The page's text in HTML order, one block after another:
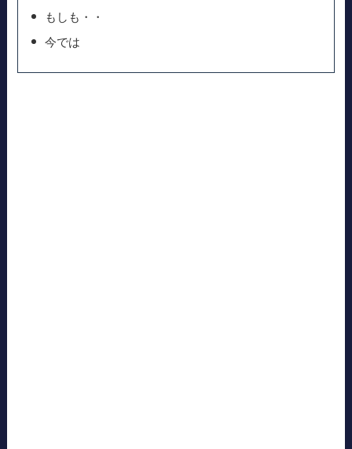
もしも・・
今では